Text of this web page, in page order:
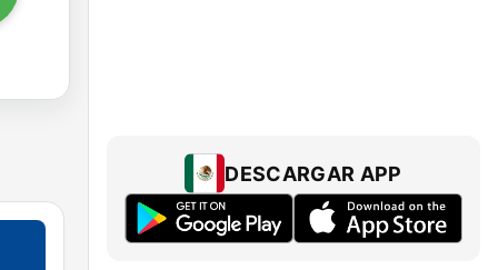
DESCARGAR APP